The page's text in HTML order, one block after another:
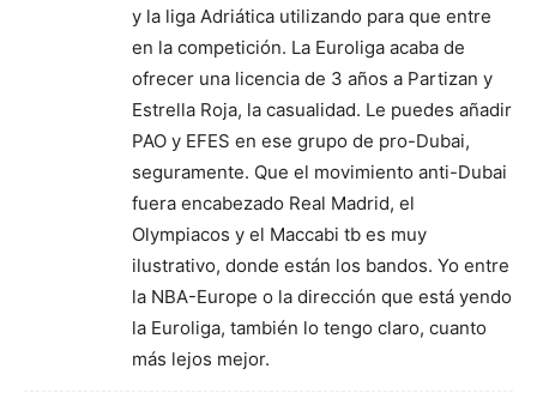
y la liga Adriática utilizando para que entre
en la competición. La Euroliga acaba de
ofrecer una licencia de 3 años a Partizan y
Estrella Roja, la casualidad. Le puedes añadir
PAO y EFES en ese grupo de pro-Dubai,
seguramente. Que el movimiento anti-Dubai
fuera encabezado Real Madrid, el
Olympiacos y el Maccabi tb es muy
ilustrativo, donde están los bandos. Yo entre
la NBA-Europe o la dirección que está yendo
la Euroliga, también lo tengo claro, cuanto
más lejos mejor.